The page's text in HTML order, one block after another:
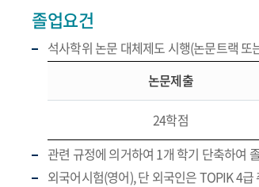
졸업요건
석사학위 논문 대체제도 시행(논문트랙
논문제출
24학점
관련 규정에 의거하여 1개 학기 단축하여
외국어시험(영어), 단 외국인은 TOPIK 4급